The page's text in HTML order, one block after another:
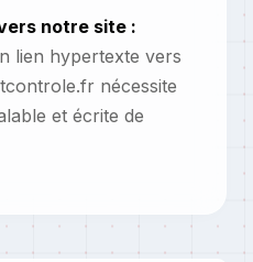
notre site :
lien hypertexte vers
nécessite
et écrite de